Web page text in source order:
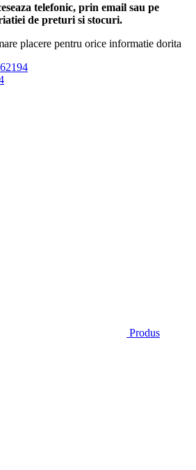
telefonic, prin email sau pe
de preturi si stocuri.
placere pentru orice informatie dorita
Produs